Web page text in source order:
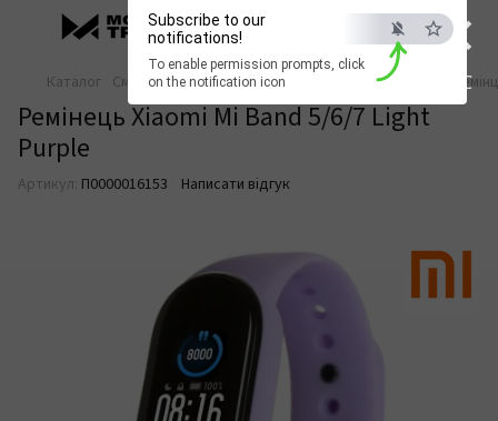
×
ESC
Subscribe to our
notifications!
To enable permission prompts, click
on the notification icon
Каталог Смарт-годинники Ремінці для смарт-годинників
Ремінець Xiaomi Mi Band 5/6/7 Light
Purple
Артикул: П0000016153 Написати відгук